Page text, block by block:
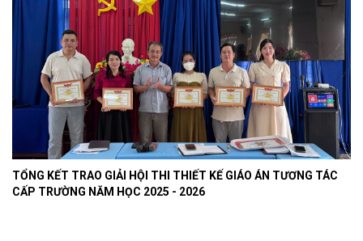
TỔNG KẾT TRAO GIẢI HỘI THI THIẾT KẾ GIÁO ÁN TƯƠNG TÁC
CẤP TRƯỜNG NĂM HỌC 2025 - 2026